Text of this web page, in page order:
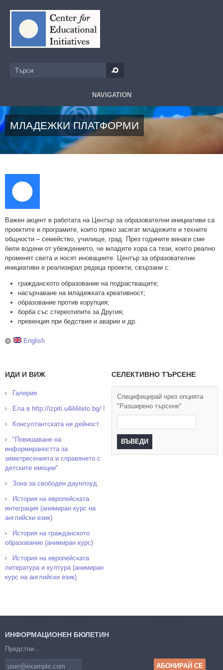
Търси
NAVIGATION
МЛАДЕЖКИ ПЛАТФОРМИ
Важен акцент в работата на Център за образователни инициативи са
проектите и програмите, които пряко засягат младежите и техните
общности – семейство, училище, град. През годините винаги сме
били водени от убеждението, че младите хора са тези, които реално
променят света и носят иновациите. Център за образователни
инициативи е реализирал редица проекти, свързани с:
гражданското образование на подрастващите;
насърчаване на младежката креативност;
образование против корупция;
борба със стереотипите за Другия;
превенция при бедствия и аварии и др.
English
ИДИ И ВИЖ
Галерия
Ела в http://izpiti.u4ili6teto.bg/ !
Консултантската ни дейност
"Повишаване на
информираността за
земетресенията и справянето с
детските емоции"
Зона за свободен даунлоуд
История на европейската
интеграция (анимиран курс на
английски език)
История на гражданското
образование (анимиран курс)
История на европейската
литература и култура (анимиран
курс на английски език)
СЕЛЕКТИВНО ТЪРСЕНЕ
Специфицирай чрез опцията
"Разширено търсене"
ИНФОРМАЦИОНЕН БЮЛЕТИН
Предстои...